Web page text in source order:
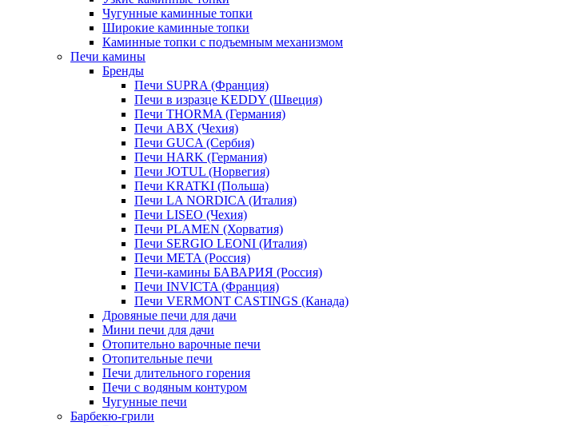
Чугунные каминные топки
Широкие каминные топки
Каминные топки с подъемным механизмом
Печи камины
Бренды
Печи SUPRA (Франция)
Печи в изразце KEDDY (Швеция)
Печи THORMA (Германия)
Печи ABX (Чехия)
Печи GUCA (Сербия)
Печи HARK (Германия)
Печи JOTUL (Норвегия)
Печи KRATKI (Польша)
Печи LA NORDICA (Италия)
Печи LISEO (Чехия)
Печи PLAMEN (Хорватия)
Печи SERGIO LEONI (Италия)
Печи META (Россия)
Печи-камины БАВАРИЯ (Россия)
Печи INVICTA (Франция)
Печи VERMONT CASTINGS (Канада)
Дровяные печи для дачи
Мини печи для дачи
Отопительно варочные печи
Отопительные печи
Печи длительного горения
Печи с водяным контуром
Чугунные печи
Барбекю-грили